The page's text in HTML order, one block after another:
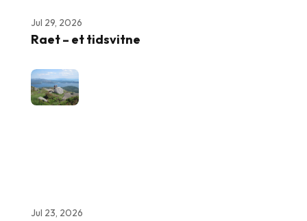
Jul 29, 2026
Raet – et tidsvitne
Jul 23, 2026